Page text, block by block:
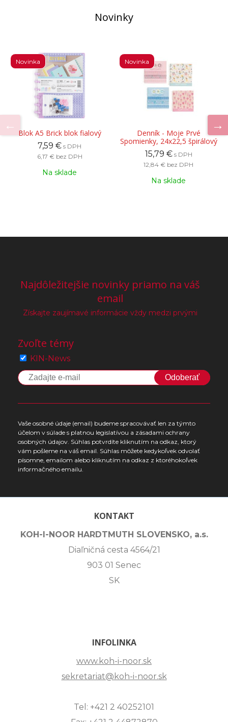
Novinky
Novinka
Blok A5 Brick blok fialový
7,59 € s DPH
6,17 € bez DPH
Na sklade
Novinka
Denník - Moje Prvé
Spomienky, 24x22,5 špirálový
15,79 € s DPH
12,84 € bez DPH
Na sklade
Najdôležitejšie novinky priamo na váš
email
Získajte zaujímavé informácie vždy medzi prvými
Zvoľte témy
KIN-News
Odoberať
Vaše osobné údaje (email) budeme spracovávať len za týmto
účelom v súlade s platnou legislatívou a zásadami ochrany
osobných údajov. Súhlas potvrdíte kliknutím na odkaz, ktorý
vám pošleme na váš email. Súhlas môžete kedykoľvek odvolať
písomne, emailom alebo kliknutím na odkaz z ktoréhokoľvek
informačného emailu.
KONTAKT
KOH-I-NOOR HARDTMUTH SLOVENSKO, a.s.
Diaľničná cesta 4564/21
903 01 Senec
SK
INFOLINKA
www.koh-i-noor.sk
sekretariat@koh-i-noor.sk
Tel: +421 2 40252101